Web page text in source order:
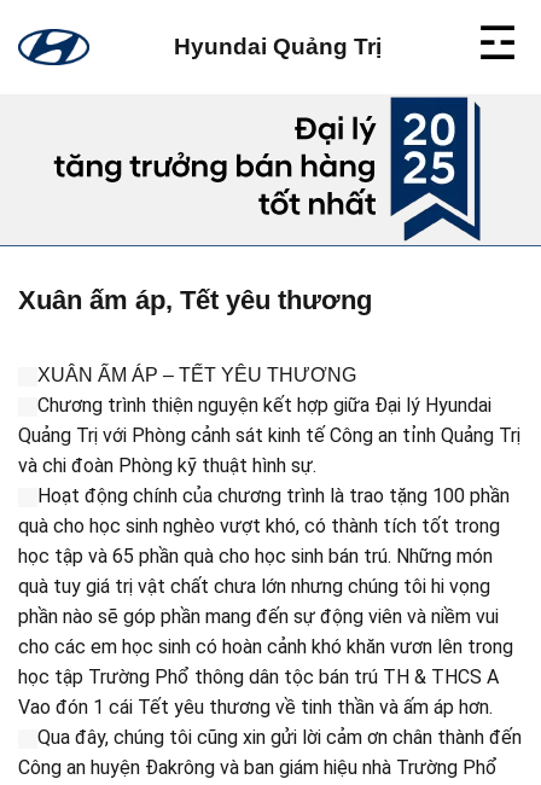
Hyundai Quảng Trị
Xuân ấm áp, Tết yêu thương
XUÂN ẤM ÁP – TẾT YÊU THƯƠNG
Chương trình thiện nguyện kết hợp giữa Đại lý Hyundai
Quảng Trị với Phòng cảnh sát kinh tế Công an tỉnh Quảng Trị
và chi đoàn Phòng kỹ thuật hình sự.
Hoạt động chính của chương trình là trao tặng 100 phần
quà cho học sinh nghèo vượt khó, có thành tích tốt trong
học tập và 65 phần quà cho học sinh bán trú. Những món
quà tuy giá trị vật chất chưa lớn nhưng chúng tôi hi vọng
phần nào sẽ góp phần mang đến sự động viên và niềm vui
cho các em học sinh có hoàn cảnh khó khăn vươn lên trong
học tập Trường Phổ thông dân tộc bán trú TH & THCS A
Vao đón 1 cái Tết yêu thương về tinh thần và ấm áp hơn.
Qua đây, chúng tôi cũng xin gửi lời cảm ơn chân thành đến
Công an huyện Đakrông và ban giám hiệu nhà Trường Phổ